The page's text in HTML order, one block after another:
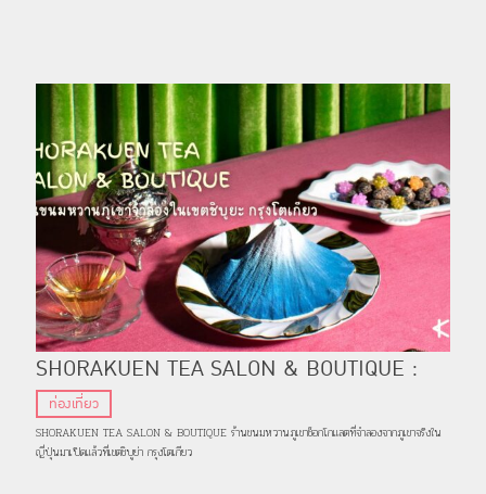
SHORAKUEN TEA SALON & BOUTIQUE :
ร้านขนมหวานภูเขาจำลองในเขตชิบูยะ กรุงโตเกียว
ท่องเที่ยว
SHORAKUEN TEA SALON & BOUTIQUE ร้านขนมหวานภูเขาช็อกโกแลตที่จำลองจากภูเขาจริงใน
ญี่ปุ่นมาเปิดแล้วที่เขตชิบูย่า กรุงโตเกียว